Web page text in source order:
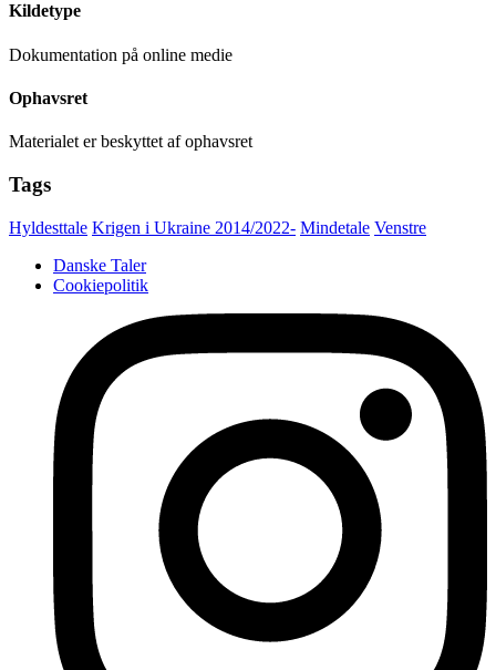
Kildetype
Dokumentation på online medie
Ophavsret
Materialet er beskyttet af ophavsret
Tags
Hyldesttale Krigen i Ukraine 2014/2022- Mindetale Venstre
Danske Taler
Cookiepolitik